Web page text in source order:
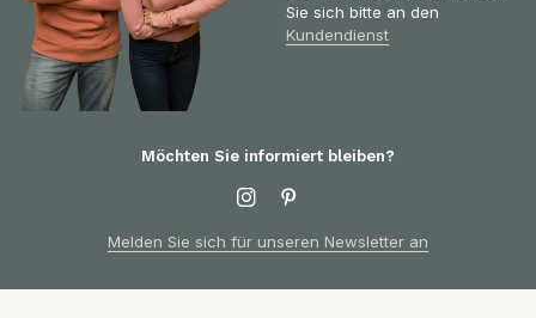
Sie sich bitte an den
Kundendienst
Möchten Sie informiert bleiben?
Melden Sie sich für unseren Newsletter an